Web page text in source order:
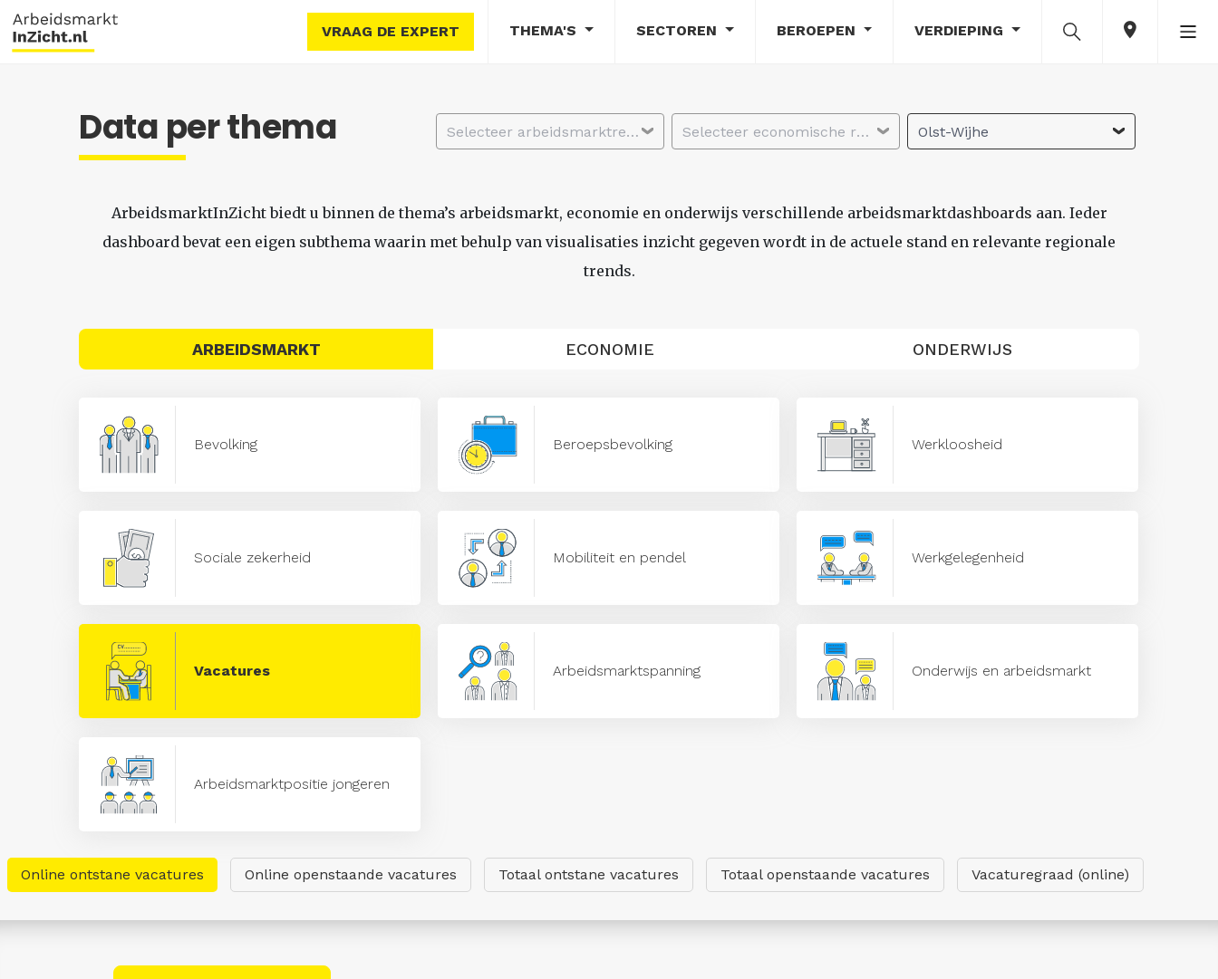
VRAAG DE EXPERT THEMA'S SECTOREN BEROEPEN VERDIEPING
Data per thema Selecteer arbeidsmarktregio Selecteer economische regio Olst-Wijhe
ArbeidsmarktInZicht biedt u binnen de thema’s arbeidsmarkt, economie en onderwijs verschillende arbeidsmarktdashboards aan. Ieder
dashboard bevat een eigen subthema waarin met behulp van visualisaties inzicht gegeven wordt in de actuele stand en relevante regionale
trends.
ARBEIDSMARKT ECONOMIE ONDERWIJS
Bevolking Beroepsbevolking Werkloosheid
Sociale zekerheid Mobiliteit en pendel Werkgelegenheid
Vacatures Arbeidsmarktspanning Onderwijs en arbeidsmarkt
Arbeidsmarktpositie jongeren
Online ontstane vacatures Online openstaande vacatures Totaal ontstane vacatures Totaal openstaande vacatures Vacaturegraad (online)